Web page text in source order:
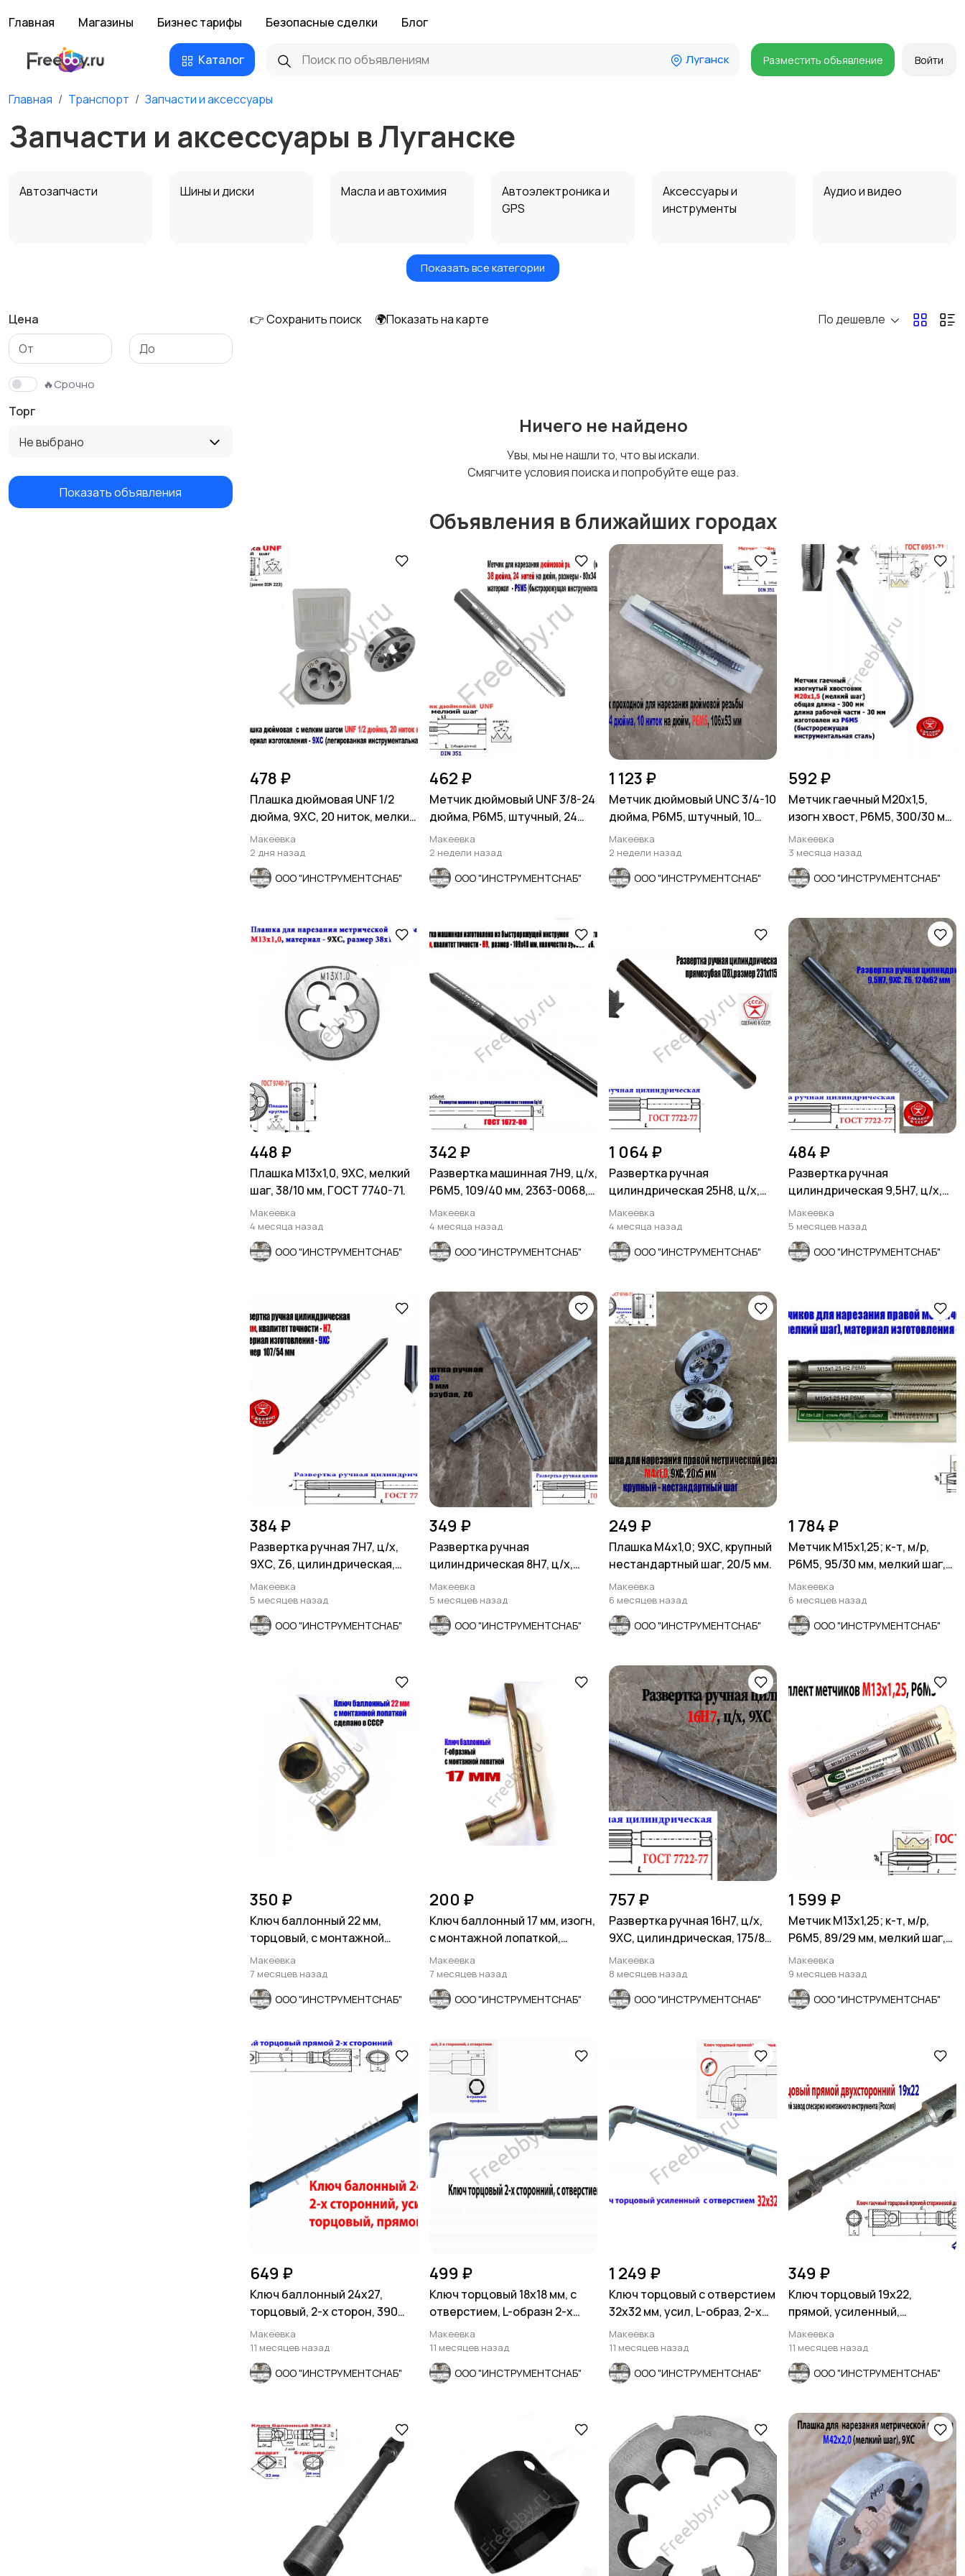
Главная Магазины Бизнес тарифы Безопасные сделки Блог
Каталог Луганск Разместить объявление Войти
Главная Транспорт Запчасти и аксессуары
Запчасти и аксессуары в Луганске
Автозапчасти Шины и диски Масла и автохимия
Автоэлектроника и
GPS
Аксессуары и
инструменты
Аудио и видео
Мотоэкипировка
Другие запчасти
Показать все категории
Цена
🔥Срочно
Торг
Не выбрано
Показать объявления
👉 Сохранить поиск 🌍Показать на карте По дешевле
Ничего не найдено
Увы, мы не нашли то, что вы искали.
Смягчите условия поиска и попробуйте еще раз.
Объявления в ближайших городах
478 ₽
Плашка дюймовая UNF 1/2
дюйма, 9ХС, 20 ниток, мелкий
шаг, 38/10 мм.
Макеевка
2 дня назад
ООО "ИНСТРУМЕНТСНАБ"
462 ₽
Метчик дюймовый UNF 3/8-24
дюйма, Р6М5, штучный, 24
нитки, 80/34 мм.
Макеевка
2 недели назад
ООО "ИНСТРУМЕНТСНАБ"
1 123 ₽
Метчик дюймовый UNC 3/4-10
дюйма, Р6М5, штучный, 10
ниток, 106/53 мм.
Макеевка
2 недели назад
ООО "ИНСТРУМЕНТСНАБ"
592 ₽
Метчик гаечный М20х1,5,
изогн хвост, Р6М5, 300/30 мм,
мелкий шаг, СССР
Макеевка
3 месяца назад
ООО "ИНСТРУМЕНТСНАБ"
448 ₽
Плашка М13х1,0, 9ХС, мелкий
шаг, 38/10 мм, ГОСТ 7740-71.
Макеевка
4 месяца назад
ООО "ИНСТРУМЕНТСНАБ"
342 ₽
Развертка машинная 7Н9, ц/х,
Р6М5, 109/40 мм, 2363-0068,
СССР
Макеевка
4 месяца назад
ООО "ИНСТРУМЕНТСНАБ"
1 064 ₽
Развертка ручная
цилиндрическая 25Н8, ц/х,
9ХС, 231/115 мм, Z8, СССР.
Макеевка
4 месяца назад
ООО "ИНСТРУМЕНТСНАБ"
484 ₽
Развертка ручная
цилиндрическая 9,5Н7, ц/х,
9ХС, Z6, 124/62 мм, СССР.
Макеевка
5 месяцев назад
ООО "ИНСТРУМЕНТСНАБ"
384 ₽
Развертка ручная 7Н7, ц/х,
9ХС, Z6, цилиндрическая,
107/54 мм, СССР.
Макеевка
5 месяцев назад
ООО "ИНСТРУМЕНТСНАБ"
349 ₽
Развертка ручная
цилиндрическая 8Н7, ц/х,
9ХС, Z6, прямозубая, 115/58.
Макеевка
5 месяцев назад
ООО "ИНСТРУМЕНТСНАБ"
249 ₽
Плашка М4х1,0; 9ХС, крупный
нестандартный шаг, 20/5 мм.
Макеевка
6 месяцев назад
ООО "ИНСТРУМЕНТСНАБ"
1 784 ₽
Метчик М15х1,25; к-т, м/р,
Р6М5, 95/30 мм, мелкий шаг,
ГОСТ 3266-81.
Макеевка
6 месяцев назад
ООО "ИНСТРУМЕНТСНАБ"
350 ₽
Ключ баллонный 22 мм,
торцовый, с монтажной
лопаткой, оцинков, СССР.
Макеевка
7 месяцев назад
ООО "ИНСТРУМЕНТСНАБ"
200 ₽
Ключ баллонный 17 мм, изогн,
с монтажной лопаткой,
оцинкованный, СССР.
Макеевка
7 месяцев назад
ООО "ИНСТРУМЕНТСНАБ"
757 ₽
Развертка ручная 16Н7, ц/х,
9ХС, цилиндрическая, 175/87
мм, 2360-0142.
Макеевка
8 месяцев назад
ООО "ИНСТРУМЕНТСНАБ"
1 599 ₽
Метчик М13х1,25; к-т, м/р,
Р6М5, 89/29 мм, мелкий шаг,
ГОСТ 3266-81
Макеевка
9 месяцев назад
ООО "ИНСТРУМЕНТСНАБ"
649 ₽
Ключ баллонный 24х27,
торцовый, 2-х сторон, 390
мм, для ГАЗ, КамАЗ.
Макеевка
11 месяцев назад
ООО "ИНСТРУМЕНТСНАБ"
499 ₽
Ключ торцовый 18х18 мм, с
отверстием, L-образн 2-х
сторонний, Cr-V.
Макеевка
11 месяцев назад
ООО "ИНСТРУМЕНТСНАБ"
1 249 ₽
Ключ торцовый с отверстием
32х32 мм, усил, L-образ, 2-х
сторон, Cr-V.
Макеевка
11 месяцев назад
ООО "ИНСТРУМЕНТСНАБ"
349 ₽
Ключ торцовый 19х22,
прямой, усиленный,
стержневой, КЗСМИ, Россия.
Макеевка
11 месяцев назад
ООО "ИНСТРУМЕНТСНАБ"